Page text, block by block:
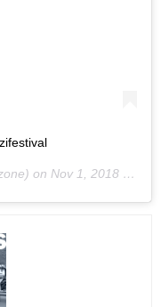
on Nov 1, 2018 at 1:21pm PDT